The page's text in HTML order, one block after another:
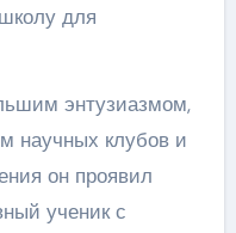
для
энтузиазмом,
научных клубов и
он проявил
ученик с